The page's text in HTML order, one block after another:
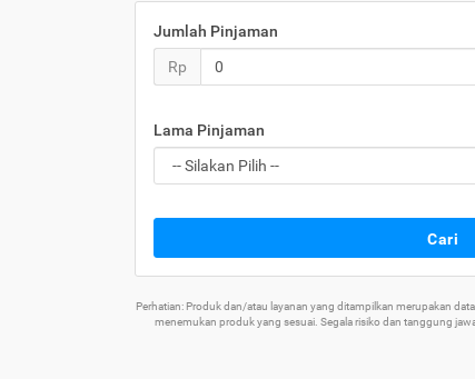
Jumlah Pinjaman
Rp
Lama Pinjaman
Cari
Perhatian: Produk dan/atau layanan yang ditampilkan merupakan
menemukan produk yang sesuai. Segala risiko dan tanggung